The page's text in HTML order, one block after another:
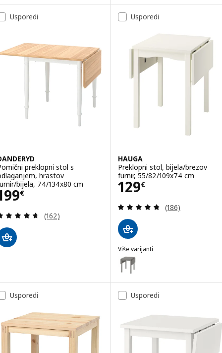
Usporedi
preklopni stol s
hrastov
bijela, 74/134x80 cm
€ 199€
Revizija: 4.6 od 5 zvjezdica. Ukupno recenzija:
(162)
Usporedi
HAUGA
Preklopni stol, bijela/brezov
furnir, 55/82/109x74 cm
129€
Cijena 129€
Revizija: 4.7
(186)
Više varijanti
HAUGA
Mogućnost: HAUGA,
Usporedi Usporedi